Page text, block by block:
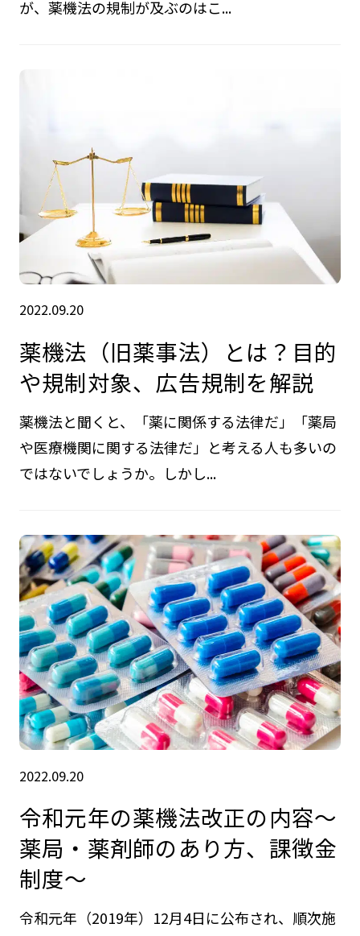
が、薬機法の規制が及ぶのはこ...
2022.09.20
薬機法（旧薬事法）とは？目的
や規制対象、広告規制を解説
薬機法と聞くと、「薬に関係する法律だ」「薬局
や医療機関に関する法律だ」と考える人も多いの
ではないでしょうか。しかし...
2022.09.20
令和元年の薬機法改正の内容～
薬局・薬剤師のあり方、課徴金
制度～
令和元年（2019年）12月4日に公布され、順次施